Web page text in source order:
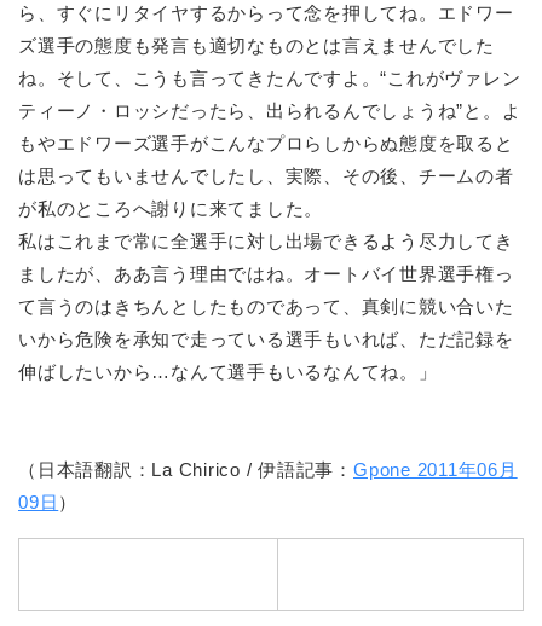
ら、すぐにリタイヤするからって念を押してね。エドワー
ズ選手の態度も発言も適切なものとは言えませんでした
ね。そして、こうも言ってきたんですよ。“これがヴァレン
ティーノ・ロッシだったら、出られるんでしょうね”と。よ
もやエドワーズ選手がこんなプロらしからぬ態度を取ると
は思ってもいませんでしたし、実際、その後、チームの者
が私のところへ謝りに来てました。
私はこれまで常に全選手に対し出場できるよう尽力してき
ましたが、ああ言う理由ではね。オートバイ世界選手権っ
て言うのはきちんとしたものであって、真剣に競い合いた
いから危険を承知で走っている選手もいれば、ただ記録を
伸ばしたいから…なんて選手もいるなんてね。」
（日本語翻訳：La Chirico / 伊語記事： Gpone 2011年06月
09日 ）